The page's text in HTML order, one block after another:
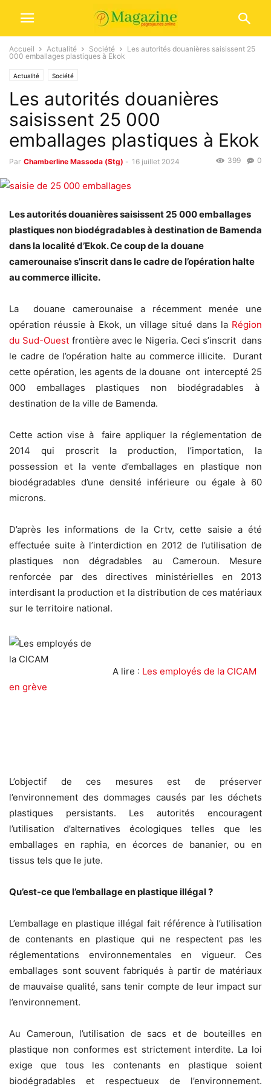
Accueil Actualité Société
Les autorités douanières saisissent 25
000 emballages plastiques à Ekok
Actualité Société
Les autorités douanières
saisissent 25 000
emballages plastiques à Ekok
Par Chamberline Massoda (Stg) - 16 juillet 2024 0
399
Les autorités douanières saisissent 25 000 emballages
plastiques non biodégradables à destination de Bamenda
dans la localité d’Ekok. Ce coup de la douane
camerounaise s’inscrit dans le cadre de l’opération halte
au commerce illicite.
La douane camerounaise a récemment menée une
opération réussie à Ekok, un village situé dans la Région
du Sud-Ouest frontière avec le Nigeria. Ceci s’inscrit dans
le cadre de l’opération halte au commerce illicite. Durant
cette opération, les agents de la douane ont intercepté 25
000 emballages plastiques non biodégradables à
destination de la ville de Bamenda.
Cette action vise à faire appliquer la réglementation de
2014 qui proscrit la production, l’importation, la
possession et la vente d’emballages en plastique non
biodégradables d’une densité inférieure ou égale à 60
microns.
D’après les informations de la Crtv, cette saisie a été
effectuée suite à l’interdiction en 2012 de l’utilisation de
plastiques non dégradables au Cameroun. Mesure
renforcée par des directives ministérielles en 2013
interdisant la production et la distribution de ces matériaux
sur le territoire national.
A lire : Les employés de la CICAM
en grève
L’objectif de ces mesures est de préserver
l’environnement des dommages causés par les déchets
plastiques persistants. Les autorités encouragent
l’utilisation d’alternatives écologiques telles que les
emballages en raphia, en écorces de bananier, ou en
tissus tels que le jute.
Qu’est-ce que l’emballage en plastique illégal ?
L’emballage en plastique illégal fait référence à l’utilisation
de contenants en plastique qui ne respectent pas les
réglementations environnementales en vigueur. Ces
emballages sont souvent fabriqués à partir de matériaux
de mauvaise qualité, sans tenir compte de leur impact sur
l’environnement.
Au Cameroun, l’utilisation de sacs et de bouteilles en
plastique non conformes est strictement interdite. La loi
exige que tous les contenants en plastique soient
biodégradables et respectueux de l’environnement.